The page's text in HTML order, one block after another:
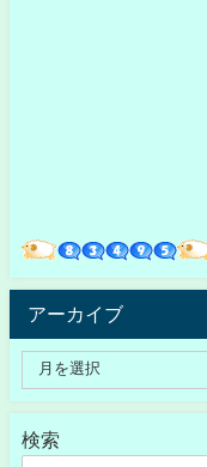
アーカイブ
検索